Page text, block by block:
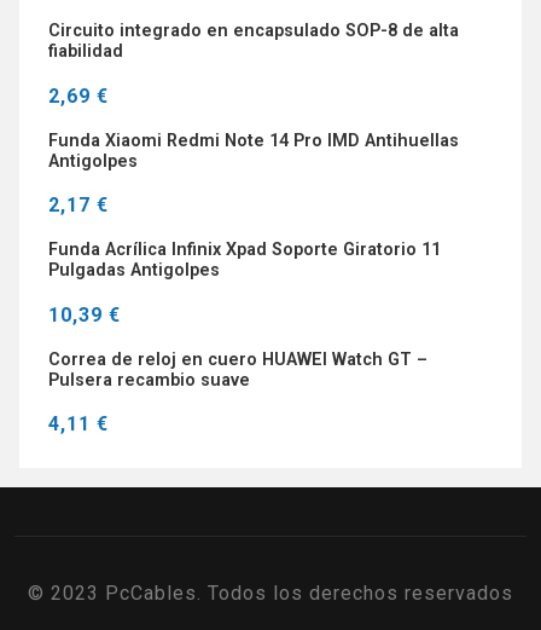
Circuito integrado en encapsulado SOP-8 de alta
fiabilidad
2,69 €
Funda Xiaomi Redmi Note 14 Pro IMD Antihuellas
Antigolpes
2,17 €
Funda Acrílica Infinix Xpad Soporte Giratorio 11
Pulgadas Antigolpes
10,39 €
Correa de reloj en cuero HUAWEI Watch GT –
Pulsera recambio suave
4,11 €
© 2023 PcCables. Todos los derechos reservados